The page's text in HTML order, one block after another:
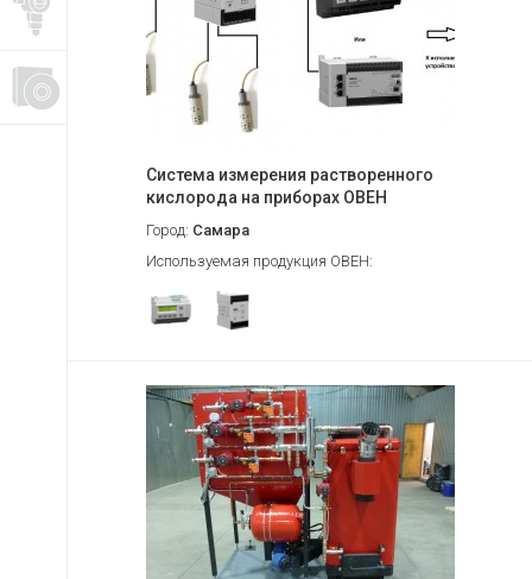
Система измерения растворенного
кислорода на приборах ОВЕН
Город: Самара
Используемая продукция ОВЕН: